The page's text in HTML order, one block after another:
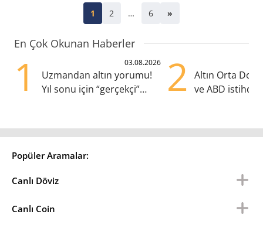
1 2 … 6 »
En Çok Okunan Haberler
1 03.08.2026
Uzmandan altın yorumu!
Yıl sonu için “gerçekçi”
2
Altın Orta
ve ABD
Popüler Aramalar:
Canlı Döviz
Canlı Coin